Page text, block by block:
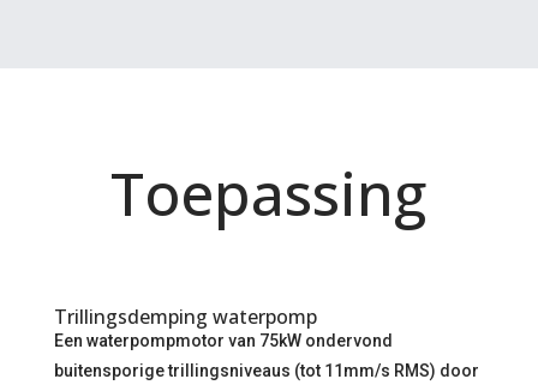
Toepassing
Trillingsdemping waterpomp
Een waterpompmotor van 75kW ondervond
buitensporige trillingsniveaus (tot 11mm/s RMS) door